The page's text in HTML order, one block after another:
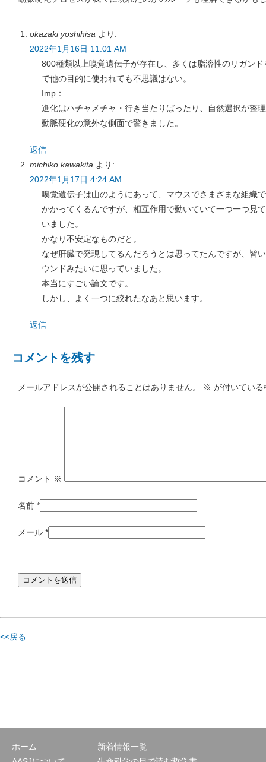
okazaki yoshihisa より:
2022年1月16日 11:01 AM
800種類以上嗅覚遺伝子が存在し、多くは脂溶性のリガン
で他の目的に使われても不思議はない。
Imp：
進化はハチャメチャ・行き当たりばったり、自然選択が整
動脈硬化の意外な側面で驚きました。
返信
michiko kawakita より:
2022年1月17日 4:24 AM
嗅覚遺伝子は山のようにあって、マウスでさまざまな組織
かかってくるんですが、相互作用で動いていて一つ一つ見
いました。
かなり不安定なものだと。
なぜ肝臓で発現してるんだろうとは思ってたんですが、皆
ウンドみたいに思っていました。
本当にすごい論文です。
しかし、よく一つに絞れたなあと思います。
返信
コメントを残す
メールアドレスが公開されることはありません。 ※ が付いてい
コメント ※
名前 *
メール *
<<戻る
ホーム
新着情報一覧